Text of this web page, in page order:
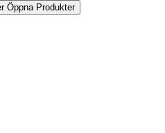
Öppna Produkter